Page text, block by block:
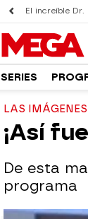
El increíble Dr.
SERIES
LAS IMÁGENES
¡Así
De esta
programa